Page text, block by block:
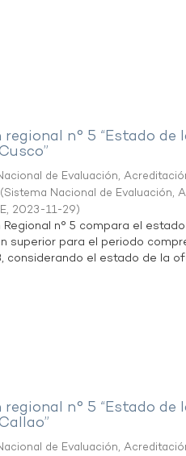
n° 5 “Estado
de Evaluación,
(Sistema Nacional de Evaluación,
, 2023-11-29)
Regional n° 5 compara el
superior para el periodo
considerando el estado de la
n° 5 “Estado
de Evaluación,